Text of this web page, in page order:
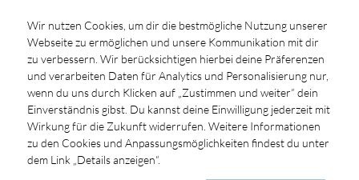
Wir nutzen Cookies, um dir die bestmögliche Nutzung unserer
Webseite zu ermöglichen und unsere Kommunikation mit dir
zu verbessern. Wir berücksichtigen hierbei deine Präferenzen
und verarbeiten Daten für Analytics und Personalisierung nur,
wenn du uns durch Klicken auf „Zustimmen und weiter“ dein
Einverständnis gibst. Du kannst deine Einwilligung jederzeit mit
Wirkung für die Zukunft widerrufen. Weitere Informationen
zu den Cookies und Anpassungsmöglichkeiten findest du unter
dem Link „Details anzeigen“.